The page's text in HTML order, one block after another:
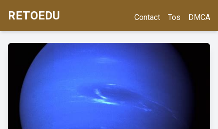
RETOEDU Contact Tos DMCA